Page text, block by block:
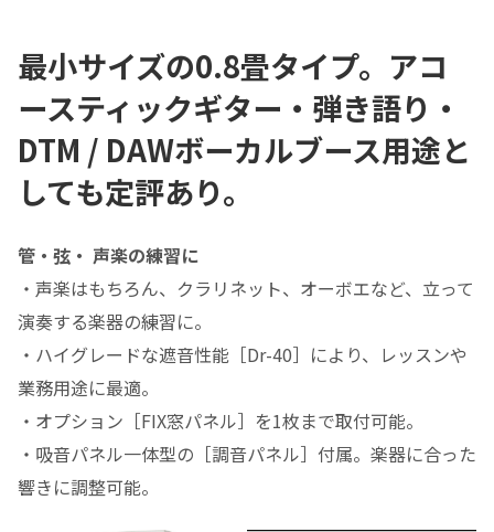
最小サイズの0.8畳タイプ。アコ
ースティックギター・弾き語り・
DTM / DAWボーカルブース用途と
しても定評あり。
管・弦・ 声楽の練習に
・声楽はもちろん、クラリネット、オーボエなど、立って
演奏する楽器の練習に。
・ハイグレードな遮音性能［Dr-40］により、レッスンや
業務用途に最適。
・オプション［FIX窓パネル］を1枚まで取付可能。
・吸音パネル一体型の［調音パネル］付属。楽器に合った
響きに調整可能。